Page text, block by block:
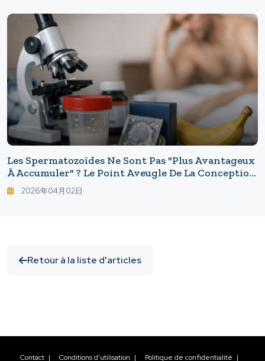
Les Spermatozoïdes Ne Sont Pas "plus Avantageux
À Accumuler" ? Le Point Aveugle De La Conception
Se Trouvait Du Côté Masculin : Nouvelle Norme
Sur La Qualité Des Spermatozoïdes Et La
2026年04月02日
Retour à la liste d'articles
Contact | Conditions d'utilisation | Politique de confidentialité |